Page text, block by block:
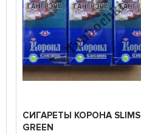
СИГАРЕТЫ КОРОНА SLIMS
GREEN